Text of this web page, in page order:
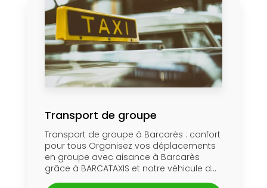
Transport de groupe
Transport de groupe à Barcarès : confort
pour tous Organisez vos déplacements
en groupe avec aisance à Barcarès
grâce à BARCATAXIS et notre véhicule d...